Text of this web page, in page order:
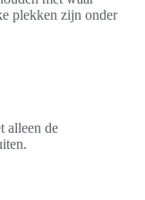
plekken zijn onder
alleen de